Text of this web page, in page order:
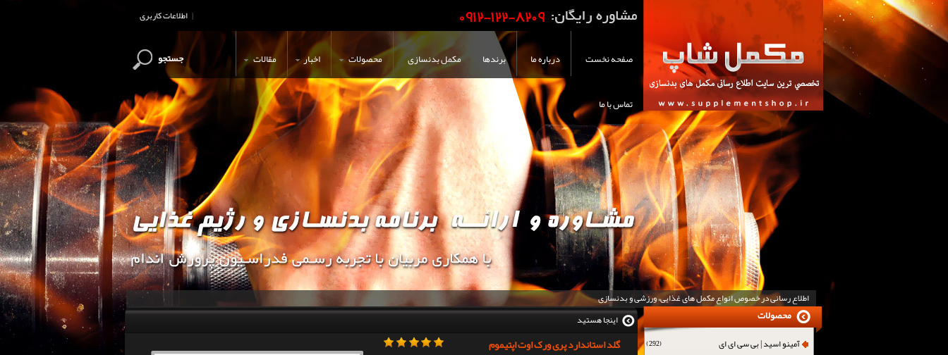
اطلاعات کاربری |
صفحه نخست درباره ما برندها مکمل بدنسازی محصولات اخبار مقالات
تماس با ما
جستجو
اطلاع رسانی در خصوص انواع مکمل های غذایی، ورزشی و بدنسازی
این وب سایت جهت اطلاع رسانی و
اینجا هستید
گلد استاندارد پری ورک اوت اپتیموم آمینو اسید | بی سی ای ای (292)
محصولات